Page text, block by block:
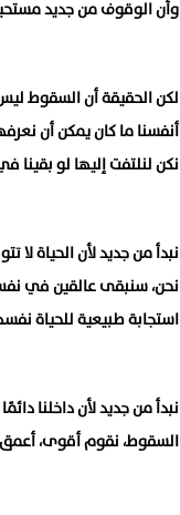
وأن الوقوف من جديد
لكن الحقيقة أن السقوط
أنفسنا ما كان يمكن أن
نكن لنلتفت إليها لو
نبدأ من جديد لأن الحياة
نحن، سنبقى عالقين في
استجابة طبيعية للحياة
نبدأ من جديد لأن داخلنا
السقوط، نقوم أقوى، أعمق،